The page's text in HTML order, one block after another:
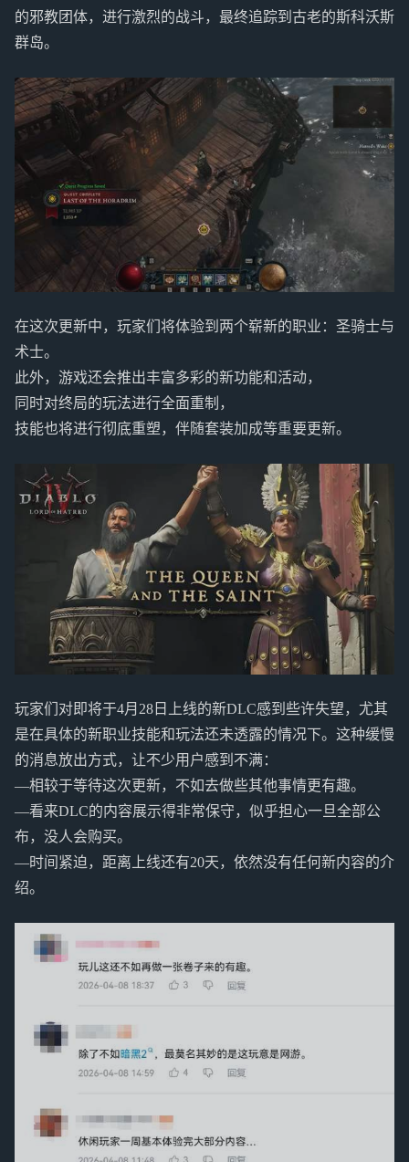
的邪教团体，进行激烈的战斗，最终追踪到古老的斯科沃斯
群岛。
在这次更新中，玩家们将体验到两个崭新的职业：圣骑士与
术士。
此外，游戏还会推出丰富多彩的新功能和活动，
同时对终局的玩法进行全面重制，
技能也将进行彻底重塑，伴随套装加成等重要更新。
玩家们对即将于4月28日上线的新DLC感到些许失望，尤其
是在具体的新职业技能和玩法还未透露的情况下。这种缓慢
的消息放出方式，让不少用户感到不满：
—相较于等待这次更新，不如去做些其他事情更有趣。
—看来DLC的内容展示得非常保守，似乎担心一旦全部公
布，没人会购买。
—时间紧迫，距离上线还有20天，依然没有任何新内容的介
绍。